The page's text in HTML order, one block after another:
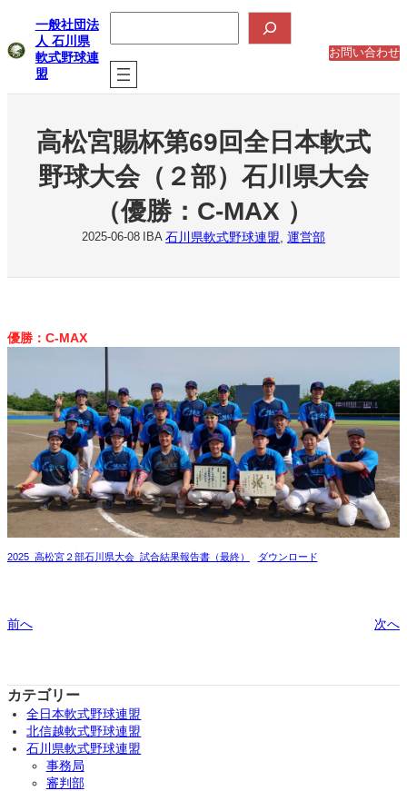
を
一般社団法
人 石川県
軟式野球連
盟
検
お問い合わせ
高松宮賜杯第69回全日本軟式
野球大会（２部）石川県大会
（優勝：C-MAX ）
2025-06-08 IBA 石川県軟式野球連盟 , 運営部
優勝：C-MAX
2025_高松宮２部石川県大会_試合結果報告書（最終） ダウンロード
前へ 次へ
カテゴリー
全日本軟式野球連盟
北信越軟式野球連盟
石川県軟式野球連盟
事務局
審判部